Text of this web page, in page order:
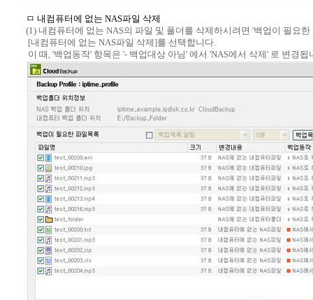
ㅁ 내컴퓨터에 없는 NAS파일 삭제
(1) 내컴퓨터에 없는 NAS의 파일 및 폴더를 삭제하시려면 '백업이 필요
[내컴퓨터에 없는 NAS파일 삭제]를 선택합니다.
이 때, '백업동작' 항목은 '- 백업대상 아님' 에서 'NAS에서 삭제' 로 변경됩